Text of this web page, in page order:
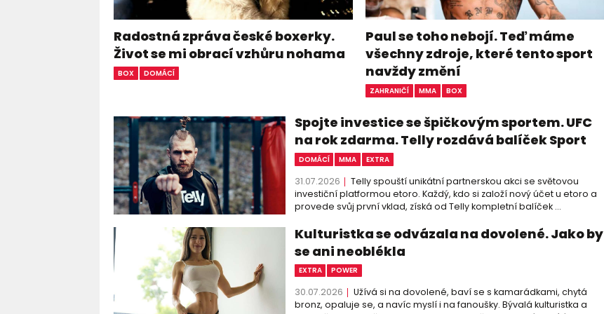
Radostná zpráva české boxerky.
Život se mi obrací vzhůru nohama
BOX DOMÁCÍ
Paul se toho nebojí. Teď máme
všechny zdroje, které tento sport
navždy změní
ZAHRANIČÍ MMA BOX
Spojte investice se špičkovým sportem. UFC
na rok zdarma. Telly rozdává balíček Sport
DOMÁCÍ MMA EXTRA
31.07.2026
Telly spouští unikátní partnerskou akci se světovou
investiční platformou etoro. Každý, kdo si založí nový účet u etoro a
provede svůj první vklad, získá od Telly kompletní balíček ...
Kulturistka se odvázala na dovolené. Jako by
se ani neoblékla
EXTRA POWER
30.07.2026
Užívá si na dovolené, baví se s kamarádkami, chytá
bronz, opaluje se, a navíc myslí i na fanoušky. Bývalá kulturistka a